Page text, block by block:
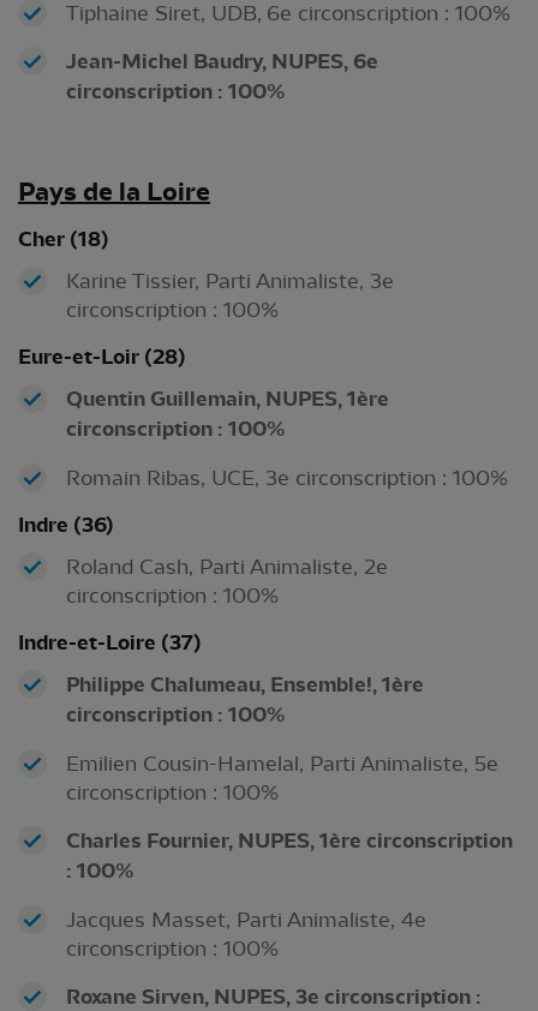
Tiphaine Siret, UDB, 6e circonscription : 100%
Jean-Michel Baudry, NUPES, 6e
circonscription : 100%
Pays de la Loire
Cher (18)
Karine Tissier, Parti Animaliste, 3e
circonscription : 100%
Eure-et-Loir (28)
Quentin Guillemain, NUPES, 1ère
circonscription : 100%
Romain Ribas, UCE, 3e circonscription : 100%
Indre (36)
Roland Cash, Parti Animaliste, 2e
circonscription : 100%
Indre-et-Loire (37)
Philippe Chalumeau, Ensemble!, 1ère
circonscription : 100%
Emilien Cousin-Hamelal, Parti Animaliste, 5e
circonscription : 100%
Charles Fournier, NUPES, 1ère circonscription
: 100%
Jacques Masset, Parti Animaliste, 4e
circonscription : 100%
Roxane Sirven, NUPES, 3e circonscription :